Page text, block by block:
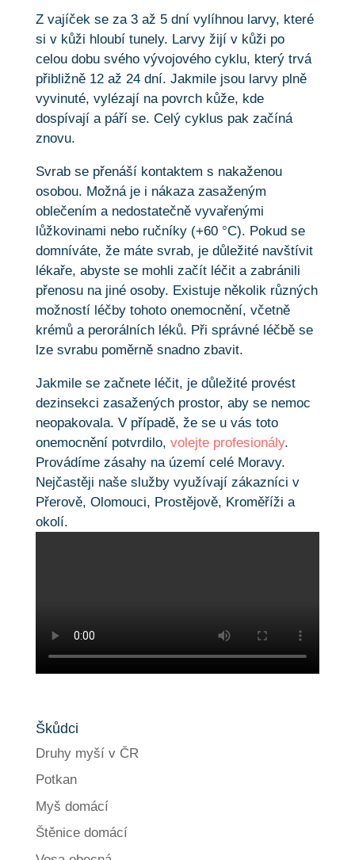
Z vajíček se za 3 až 5 dní vylíhnou larvy, které
si v kůži hloubí tunely. Larvy žijí v kůži po
celou dobu svého vývojového cyklu, který trvá
přibližně 12 až 24 dní. Jakmile jsou larvy plně
vyvinuté, vylézají na povrch kůže, kde
dospívají a páří se. Celý cyklus pak začíná
znovu.
Svrab se přenáší kontaktem s nakaženou
osobou. Možná je i nákaza zasaženým
oblečením a nedostatečně vyvařenými
lůžkovinami nebo ručníky (+60 °C). Pokud se
domníváte, že máte svrab, je důležité navštívit
lékaře, abyste se mohli začít léčit a zabránili
přenosu na jiné osoby. Existuje několik různých
možností léčby tohoto onemocnění, včetně
krémů a perorálních léků. Při správné léčbě se
lze svrabu poměrně snadno zbavit.
Jakmile se začnete léčit, je důležité provést
dezinsekci zasažených prostor, aby se nemoc
neopakovala. V případě, že se u vás toto
onemocnění potvrdilo, volejte profesionály.
Provádíme zásahy na území celé Moravy.
Nejčastěji naše služby využívají zákazníci v
Přerově, Olomouci, Prostějově, Kroměříži a
okolí.
Škůdci
Druhy myší v ČR
Potkan
Myš domácí
Štěnice domácí